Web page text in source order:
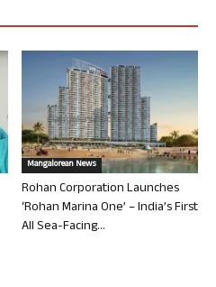
Mangalorean News
Rohan Corporation Launches
‘Rohan Marina One’ – India’s First
All Sea-Facing...